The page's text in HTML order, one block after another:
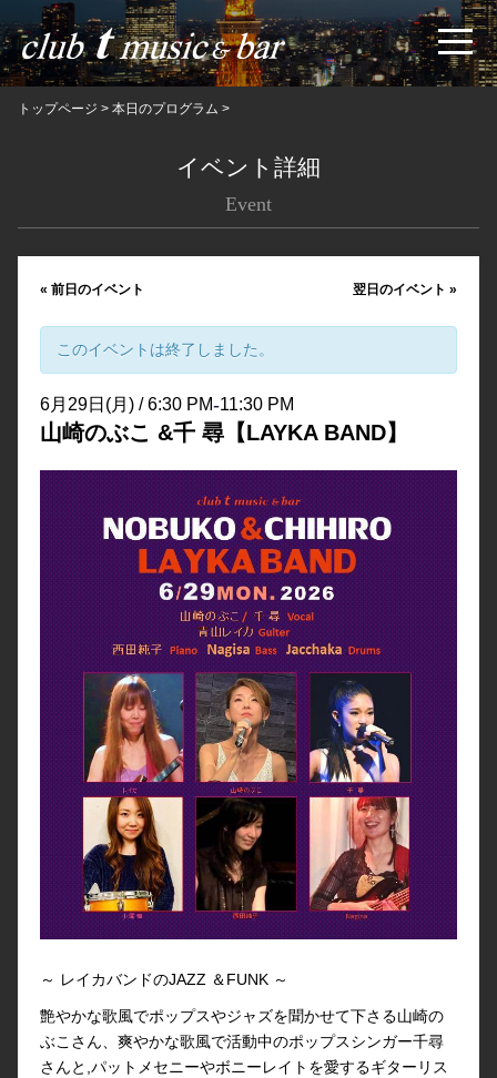
トップページ > 本日のプログラム >
イベント詳細
Event
« 前日のイベント 翌日のイベント»
このイベントは終了しました。
6月29日(月) / 6:30 PM-11:30 PM
山崎のぶこ &千 尋【LAYKA BAND】
～ レイカバンドのJAZZ ＆FUNK ～
艶やかな歌風でポップスやジャズを聞かせて下さる山崎の
ぶこさん、爽やかな歌風で活動中のポップスシンガー千尋
さんと,パットメセニーやボニーレイトを愛するギターリス